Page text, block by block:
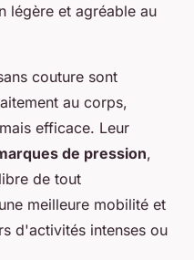
légère et agréable au
couture sont
au corps,
efficace. Leur
de pression,
de tout
meilleure mobilité et
d'activités intenses ou